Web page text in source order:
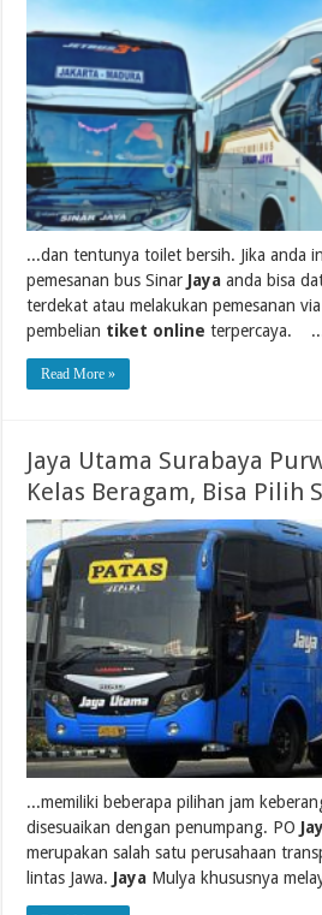
...dan tentunya toilet bersih. Jika anda
pemesanan bus Sinar Jaya anda bisa
terdekat atau melakukan pemesanan via
pembelian tiket online terpercaya.
Read More »
Jaya Utama Surabaya
Kelas Beragam, Bisa Pilih
...memiliki beberapa pilihan jam
disesuaikan dengan penumpang. PO
merupakan salah satu perusahaan
lintas Jawa. Jaya Mulya khususnya